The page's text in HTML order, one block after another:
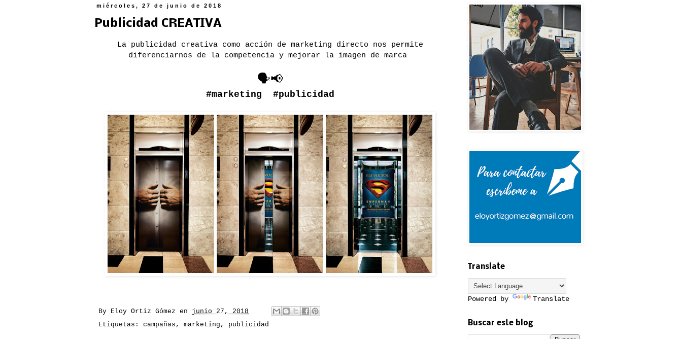
miércoles, 27 de junio de 2018
Publicidad CREATIVA
La publicidad creativa como acción de marketing directo nos permite
diferenciarnos de la competencia y mejorar la imagen de marca
🗣📢
#marketing #publicidad
By Eloy Ortiz Gómez en junio 27, 2018
Etiquetas: campañas , marketing , publicidad
Translate
Powered by Translate
Buscar este blog